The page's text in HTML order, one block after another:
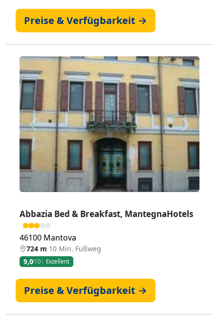
Preise & Verfügbarkeit →
Zurück Weiter
Abbazia Bed & Breakfast, MantegnaHotels
46100 Mantova
724 m·10 Min. Fußweg
9,0/10 Exzellent
Preise & Verfügbarkeit →